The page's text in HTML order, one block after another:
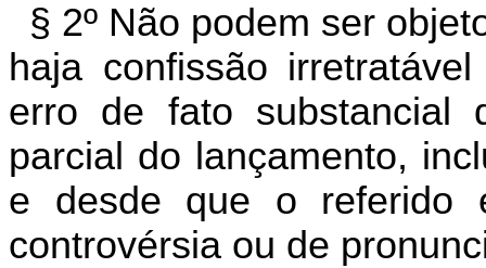
§ 2º Não podem ser
haja confissão
erro de fato substancial
parcial do lançamento,
e desde que o referido
controvérsia ou de